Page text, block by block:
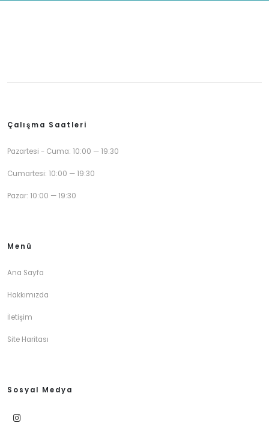
Çalışma Saatleri
Pazartesi - Cuma: 10:00 — 19:30
Cumartesi: 10:00 — 19:30
Pazar: 10:00 — 19:30
Menü
Ana Sayfa
Hakkımızda
İletişim
Site Haritası
Sosyal Medya